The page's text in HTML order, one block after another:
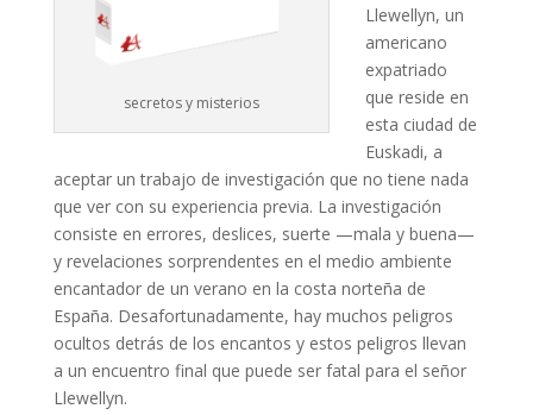
secretos y misterios
Llewellyn, un
americano
expatriado
que reside en
esta ciudad de
Euskadi, a
aceptar un trabajo de investigación que no tiene nada
que ver con su experiencia previa. La investigación
consiste en errores, deslices, suerte —mala y buena—
y revelaciones sorprendentes en el medio ambiente
encantador de un verano en la costa norteña de
España. Desafortunadamente, hay muchos peligros
ocultos detrás de los encantos y estos peligros llevan
a un encuentro final que puede ser fatal para el señor
Llewellyn.